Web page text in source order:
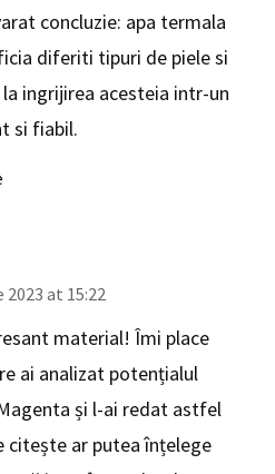
concluzie: apa termala
diferiti tipuri de piele si
ingrijirea acesteia intr-un
si fiabil.
at 15:22
material! Îmi place
ai analizat potențialul
și l-ai redat astfel
citește ar putea înțelege